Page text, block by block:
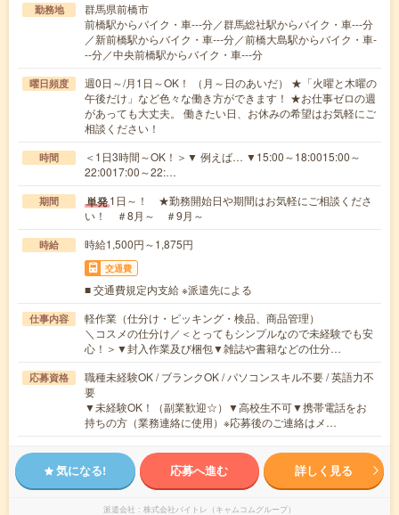
勤務地
群馬県前橋市
前橋駅からバイク・車---分／群馬総社駅からバイク・車---分
／新前橋駅からバイク・車---分／前橋大島駅からバイク・車-
--分／中央前橋駅からバイク・車---分
曜日頻度
週0日～/月1日～OK！ （月～日のあいだ） ★「火曜と木曜の
午後だけ」など色々な働き方ができます！ ★お仕事ゼロの週
があっても大丈夫。 働きたい日、お休みの希望はお気軽にご
相談ください！
時間
＜1日3時間～OK！＞▼ 例えば… ▼15:00～18:0015:00～
22:0017:00～22:…
期間 単発1日～！ ★勤務開始日や期間はお気軽にご相談くださ
い！ ＃8月～ ＃9月～
時給 時給1,500円～1,875円
交通費
■ 交通費規定内支給 ※派遣先による
仕事内容
軽作業（仕分け・ピッキング・検品、商品管理）
＼コスメの仕分け／＜とってもシンプルなので未経験でも安
心！＞▼封入作業及び梱包▼雑誌や書籍などの仕分…
応募資格
職種未経験OK / ブランクOK / パソコンスキル不要 / 英語力不
要
▼未経験OK！（副業歓迎☆）▼高校生不可▼携帯電話をお
持ちの方（業務連絡に使用）※応募後のご連絡はメ…
気になる! 応募へ進む 詳しく見る
派遣会社 株式会社バイトレ（キャムコムグループ）